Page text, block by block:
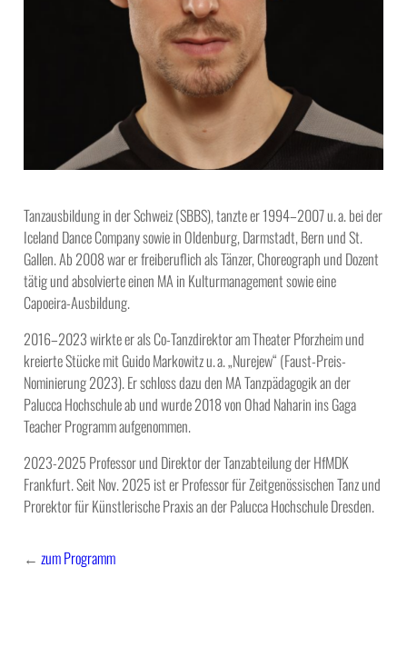
Tanzausbildung in der Schweiz (SBBS), tanzte er 1994–2007 u. a. bei der
Iceland Dance Company sowie in Oldenburg, Darmstadt, Bern und St.
Gallen. Ab 2008 war er freiberuflich als Tänzer, Choreograph und Dozent
tätig und absolvierte einen MA in Kulturmanagement sowie eine
Capoeira-Ausbildung.
2016–2023 wirkte er als Co-Tanzdirektor am Theater Pforzheim und
kreierte Stücke mit Guido Markowitz u. a. „Nurejew“ (Faust-Preis-
Nominierung 2023). Er schloss dazu den MA Tanzpädagogik an der
Palucca Hochschule ab und wurde 2018 von Ohad Naharin ins Gaga
Teacher Programm aufgenommen.
2023-2025 Professor und Direktor der Tanzabteilung der HfMDK
Frankfurt. Seit Nov. 2025 ist er Professor für Zeitgenössischen Tanz und
Prorektor für Künstlerische Praxis an der Palucca Hochschule Dresden.
← zum Programm